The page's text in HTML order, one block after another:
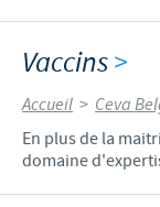
Vaccins>
Accueil > Ceva
En plus de la
domaine